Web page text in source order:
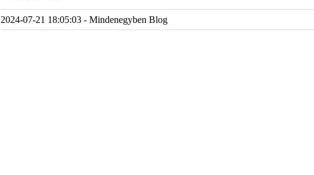
2024-07-21 18:05:03 - Mindenegyben Blog